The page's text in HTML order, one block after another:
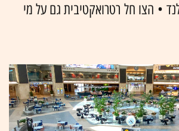
• הצו חל רטרואקטיבית גם על מי